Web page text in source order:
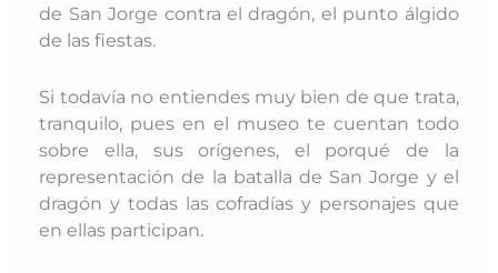
de San Jorge contra el dragón, el punto álgido
de las fiestas.
Si todavía no entiendes muy bien de que trata,
tranquilo, pues en el museo te cuentan todo
sobre ella, sus orígenes, el porqué de la
representación de la batalla de San Jorge y el
dragón y todas las cofradías y personajes que
en ellas participan.